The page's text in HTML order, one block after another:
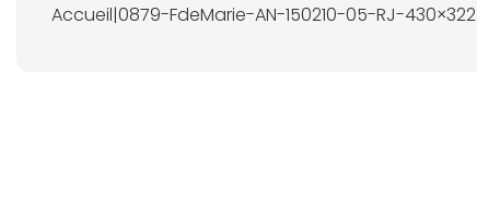
Accueil|0879-FdeMarie-AN-150210-05-RJ-430×322